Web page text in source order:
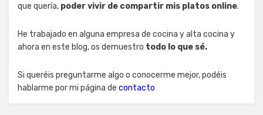
que quería, poder vivir de compartir mis platos online.
He trabajado en alguna empresa de cocina y alta cocina y
ahora en este blog, os demuestro todo lo que sé.
Si queréis preguntarme algo o conocerme mejor, podéis
hablarme por mi página de contacto